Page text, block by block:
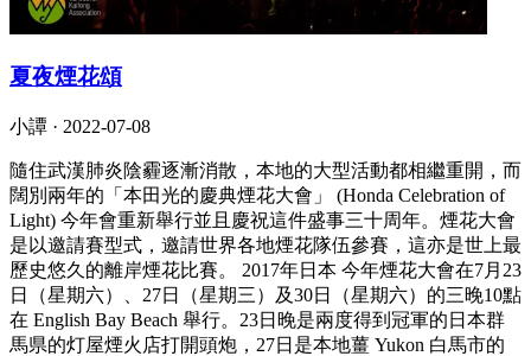
夏夜煙花頌
小譚 · 2022-07-08
隨住武漢肺炎陰霾逐漸消散，本地的大型活動都相繼重開，而
闊別兩年的「本田光的慶典煙花大會」 (Honda Celebration of
Light) 今年會重新舉行並且慶祝這件盛事三十周年。煙花大會
是以邀請賽型式，邀請世界各地煙花隊伍參賽，這亦是世上最
歷史悠久的離岸煙花比賽。 2017年日本 今年煙花大會在7月23
日（星期六）、27日（星期三）及30日（星期六）的三晚10點
在 English Bay Beach 舉行。23日晚是兩度得到冠軍的日本群
馬県的灯屋煙火店打開頭炮，27日是本地薑 Yukon 白馬市的